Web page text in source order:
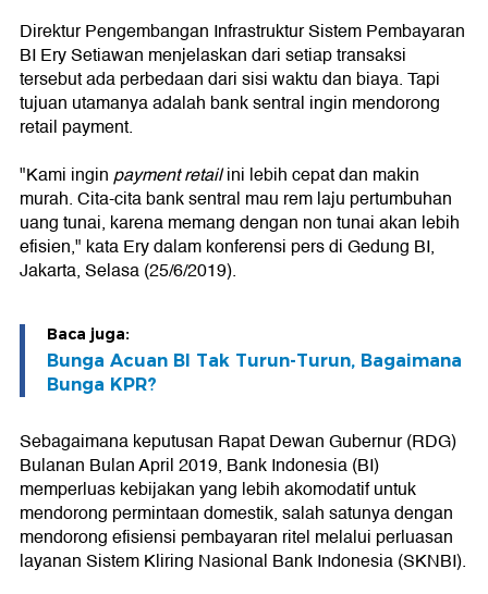
Direktur Pengembangan Infrastruktur Sistem Pembayaran
BI Ery Setiawan menjelaskan dari setiap transaksi
tersebut ada perbedaan dari sisi waktu dan biaya. Tapi
tujuan utamanya adalah bank sentral ingin mendorong
retail payment.
"Kami inginpaymentretailini lebih cepat dan makin
murah. Cita-cita bank sentral mau rem laju pertumbuhan
uang tunai, karena memang dengan non tunai akan lebih
efisien," kata Ery dalam konferensi pers di Gedung BI,
Jakarta, Selasa (25/6/2019).
Baca juga:
Bunga Acuan BI Tak Turun-Turun, Bagaimana
Bunga KPR?
Sebagaimana keputusan Rapat Dewan Gubernur (RDG)
Bulanan Bulan April 2019, Bank Indonesia (BI)
memperluas kebijakan yang lebih akomodatif untuk
mendorong permintaan domestik, salah satunya dengan
mendorong efisiensi pembayaran ritel melalui perluasan
layanan Sistem Kliring Nasional Bank Indonesia (SKNBI).